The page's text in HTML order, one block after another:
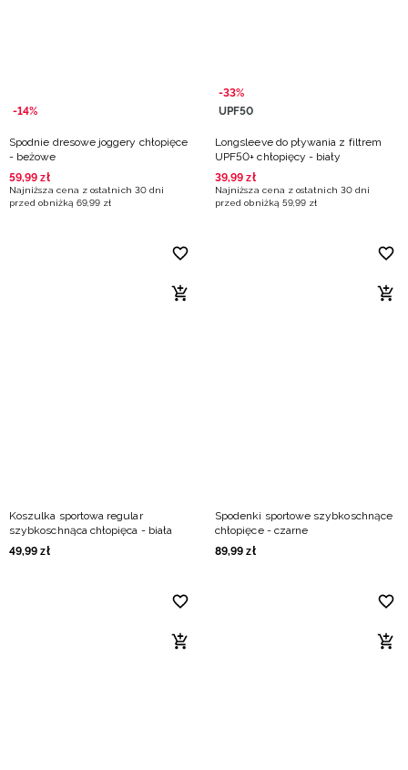
-14%
Spodnie dresowe joggery chłopięce
- beżowe
59,99 zł
Najniższa cena z ostatnich 30 dni
przed obniżką 69,99 zł
-33%
UPF50
Longsleeve do pływania z filtrem
UPF50+ chłopięcy - biały
39,99 zł
Najniższa cena z ostatnich 30 dni
przed obniżką 59,99 zł
Koszulka sportowa regular
szybkoschnąca chłopięca - biała
49,99 zł
Spodenki sportowe szybkoschnące
chłopięce - czarne
89,99 zł
Słowacki / EUR
Ukraiński / UAH